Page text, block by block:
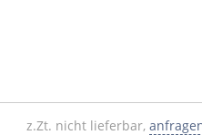
z.Zt. nicht lieferbar,